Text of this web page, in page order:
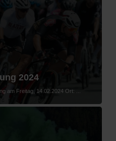
2024
am Freitag, 14.02.2024 Ort: ...